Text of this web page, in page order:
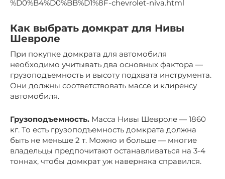
%D0%B4%D0%BB%D1%8F-chevrolet-niva.html
Как выбрать домкрат для Нивы
Шевроле
При покупке домкрата для автомобиля
необходимо учитывать два основных фактора —
грузоподъемность и высоту подхвата инструмента.
Они должны соответствовать массе и клиренсу
автомобиля.
Грузоподъемность. Масса Нивы Шевроле — 1860
кг. То есть грузоподъемность домкрата должна
быть не меньше 2 т. Можно и больше — многие
владельцы предпочитают останавливаться на 3-4
тоннах, чтобы домкрат уж наверняка справился.